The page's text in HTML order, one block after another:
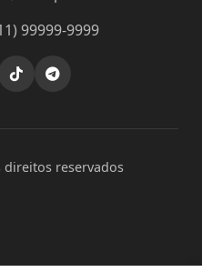
99999-9999
direitos reservados